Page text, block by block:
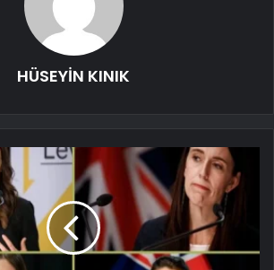
HÜSEYİN KINIK